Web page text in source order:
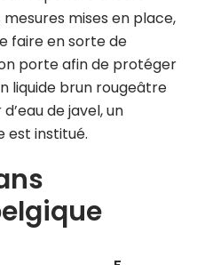
mises en place,
faire en sorte de
porte afin de protéger
liquide brun rougeâtre
de javel, un
institué.